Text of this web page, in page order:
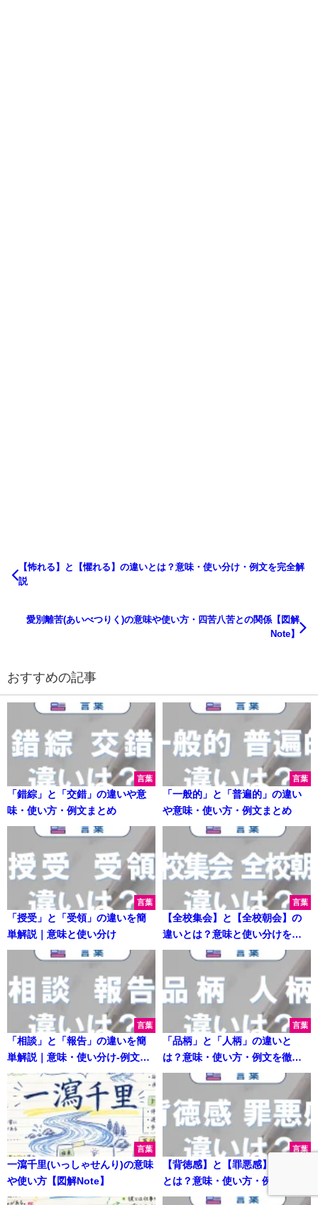
【怖れる】と【懼れる】の違いとは？意味・使い分け・例文を完全解
説
愛別離苦(あいべつりく)の意味や使い方・四苦八苦との関係【図解
Note】
おすすめの記事
言葉
「錯綜」と「交錯」の違いや意
味・使い方・例文まとめ
言葉
「一般的」と「普遍的」の違い
や意味・使い方・例文まとめ
言葉
「授受」と「受領」の違いを簡
単解説｜意味と使い分け
言葉
【全校集会】と【全校朝会】の
違いとは？意味と使い分けを解
説
言葉
「相談」と「報告」の違いを簡
単解説｜意味・使い分け-例文付
き
言葉
「品柄」と「人柄」の違いと
は？意味・使い方・例文を徹底
解説
言葉
一瀉千里(いっしゃせんり)の意味
や使い方【図解Note】
言葉
【背徳感】と【罪悪感】の違い
とは？意味・使い方・例文を徹
底解説